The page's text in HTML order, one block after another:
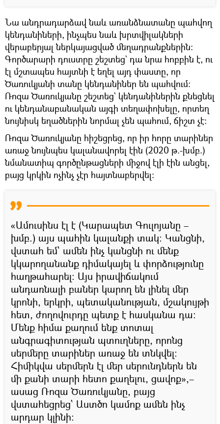
Նա անդրադարձավ նաև առանձնատանը պահվող
կենդանիների, ինչպես նաև խրտվիլակների
վերաբերյալ ներկայացված մեղադրանքներին։
Գործարարի դուստրը շեշտեց` դա նրա հոբբին է, ու
էլ մշտապես հայտնի է եղել այդ փաստը, որ
Ծառուկյանի տանը կենդանիներ են պահվում։
Ռոզա Ծառուկյանը շեշտեց` կենդանիներին քնեցնել
ու կենդանաբանական այգի տեղափոխելը, որտեղ
նույնիսկ եղածներին նորմալ չեն պահում, ճիշտ չէ։
Ռոզա Ծառուկյանը հիշեցրեց, որ իր հորը տարիներ
առաջ նույնպես կալանավորել էին (2020 թ.-խմբ.)
նմանատիպ գործընթացների միջով էլի էին անցել,
բայց կրկին ոչինչ չէր հայտնաբերվել։
«Ամուսինս էլ է (Կարապետ Գուլոյանը –
խմբ.) այս պահին կալանքի տակ։ Կանցնի,
վստահ եմ` ամեն ինչ կանցնի ու մենք
կկարողանանք դիմակայել և փորձությունը
հաղթահարել։ Այս իրավիճակում
անդառնալի բաներ կարող են լինել մեր
կրոնի, երկրի, պետականության, մշակույթի
հետ, ժողովուրդը պետք է հասկանա դա։
Մենք հիմա քաղում ենք տոտալ
անգրագիտության պտուղները, որոնց
սերմերը տարիներ առաջ են տնկվել։
Հիմիկվա սերմերն էլ մեր սերունդներն են
մի քանի տարի հետո քաղելու, ցավոք»,–
ասաց Ռոզա Ծառուկյանը, բայց
վստահեցրեց` Աստծո կամոք ամեն ինչ
արդար կլինի։